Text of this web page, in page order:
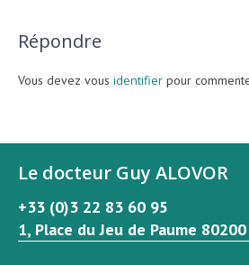
Répondre
Vous devez vous identifier pour
Le docteur Guy ALOVOR
+33 (0)3 22 83 60 95
1, Place du Jeu de Paume